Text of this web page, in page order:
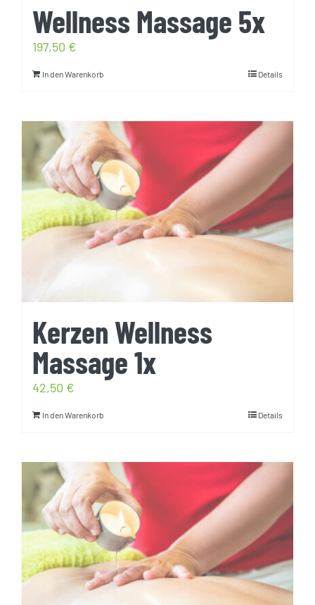
Wellness Massage 5x
197,50 €
In den Warenkorb Details
Kerzen Wellness
Massage 1x
42,50 €
In den Warenkorb Details